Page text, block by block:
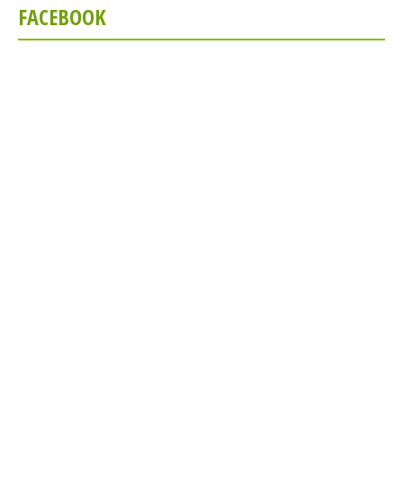
FACEBOOK